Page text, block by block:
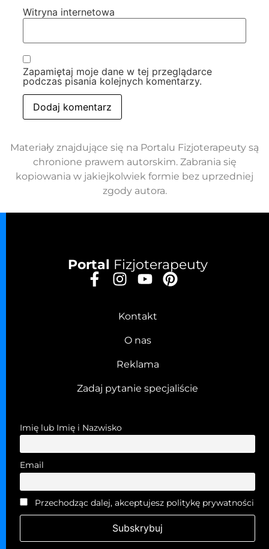
Witryna internetowa
Zapamiętaj moje dane w tej przeglądarce
podczas pisania kolejnych komentarzy.
Materiały znajdujące się na Portalu Fizjoterapeuty są
chronione prawem autorskim. Zabrania się
kopiowania w jakiejkolwiek formie bez uprzedniej
zgody autora.
Portal Fizjoterapeuty
Kontakt
O nas
Reklama
Zadaj pytanie specjaliście
Imię lub Imię i Nazwisko
Email
Przechodząc dalej, akceptujesz politykę prywatności